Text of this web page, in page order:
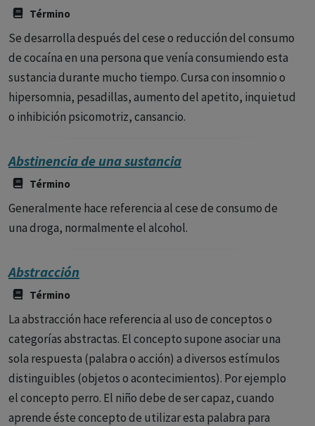
Término
Se desarrolla después del cese o reducción del consumo
de cocaína en una persona que venía consumiendo esta
sustancia durante mucho tiempo. Cursa con insomnio o
hipersomnia, pesadillas, aumento del apetito, inquietud
o inhibición psicomotriz, cansancio.
Abstinencia de una sustancia
Término
Generalmente hace referencia al cese de consumo de
una droga, normalmente el alcohol.
Abstracción
Término
La abstracción hace referencia al uso de conceptos o
categorías abstractas. El concepto supone asociar una
sola respuesta (palabra o acción) a diversos estímulos
distinguibles (objetos o acontecimientos). Por ejemplo
el concepto perro. El niño debe de ser capaz, cuando
aprende éste concepto de utilizar esta palabra para